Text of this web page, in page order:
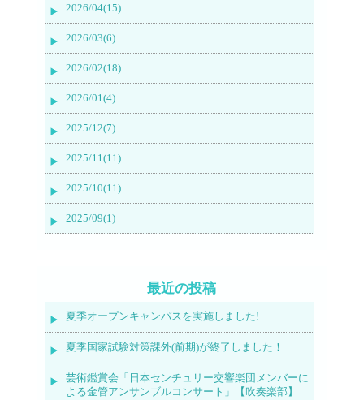
2026/04(15)
2026/03(6)
2026/02(18)
2026/01(4)
2025/12(7)
2025/11(11)
2025/10(11)
2025/09(1)
最近の投稿
夏季オープンキャンパスを実施しました!
夏季国家試験対策課外(前期)が終了しました！
芸術鑑賞会「日本センチュリー交響楽団メンバーに
よる金管アンサンブルコンサート」【吹奏楽部】